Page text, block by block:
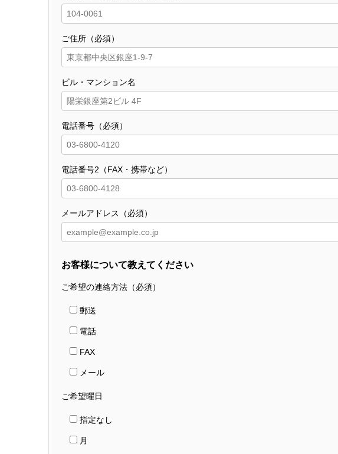
ご住所（必須）
ビル・マンション名
電話番号（必須）
電話番号2（FAX・携帯など）
メールアドレス（必須）
お客様について教えてください
ご希望の連絡方法（必須）
郵送
電話
FAX
メール
ご希望曜日
指定なし
月